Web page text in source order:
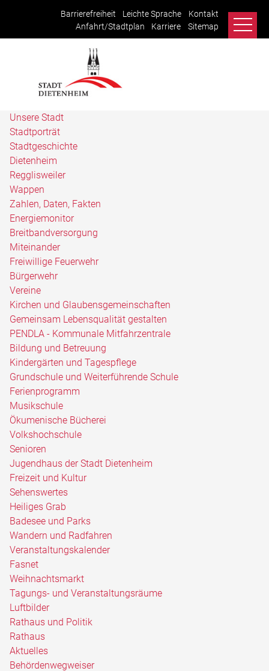
Barrierefreiheit Leichte Sprache
Kontakt
Anfahrt/Stadtplan
Karriere Sitemap
Unsere Stadt
Stadtporträt
Stadtgeschichte
Dietenheim
Regglisweiler
Wappen
Zahlen, Daten, Fakten
Energiemonitor
Breitbandversorgung
Miteinander
Freiwillige Feuerwehr
Bürgerwehr
Vereine
Kirchen und Glaubensgemeinschaften
Gemeinsam Lebensqualität gestalten
PENDLA - Kommunale Mitfahrzentrale
Bildung und Betreuung
Kindergärten und Tagespflege
Grundschule und Weiterführende Schule
Ferienprogramm
Musikschule
Ökumenische Bücherei
Volkshochschule
Senioren
Jugendhaus der Stadt Dietenheim
Freizeit und Kultur
Sehenswertes
Heiliges Grab
Badesee und Parks
Wandern und Radfahren
Veranstaltungskalender
Fasnet
Weihnachtsmarkt
Tagungs- und Veranstaltungsräume
Luftbilder
Rathaus und Politik
Rathaus
Aktuelles
Behördenwegweiser